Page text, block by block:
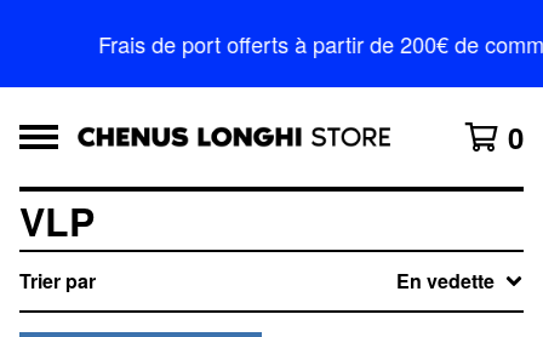
Frais de port offerts à partir de 200€ de
0
VLP
Trier par En vedette